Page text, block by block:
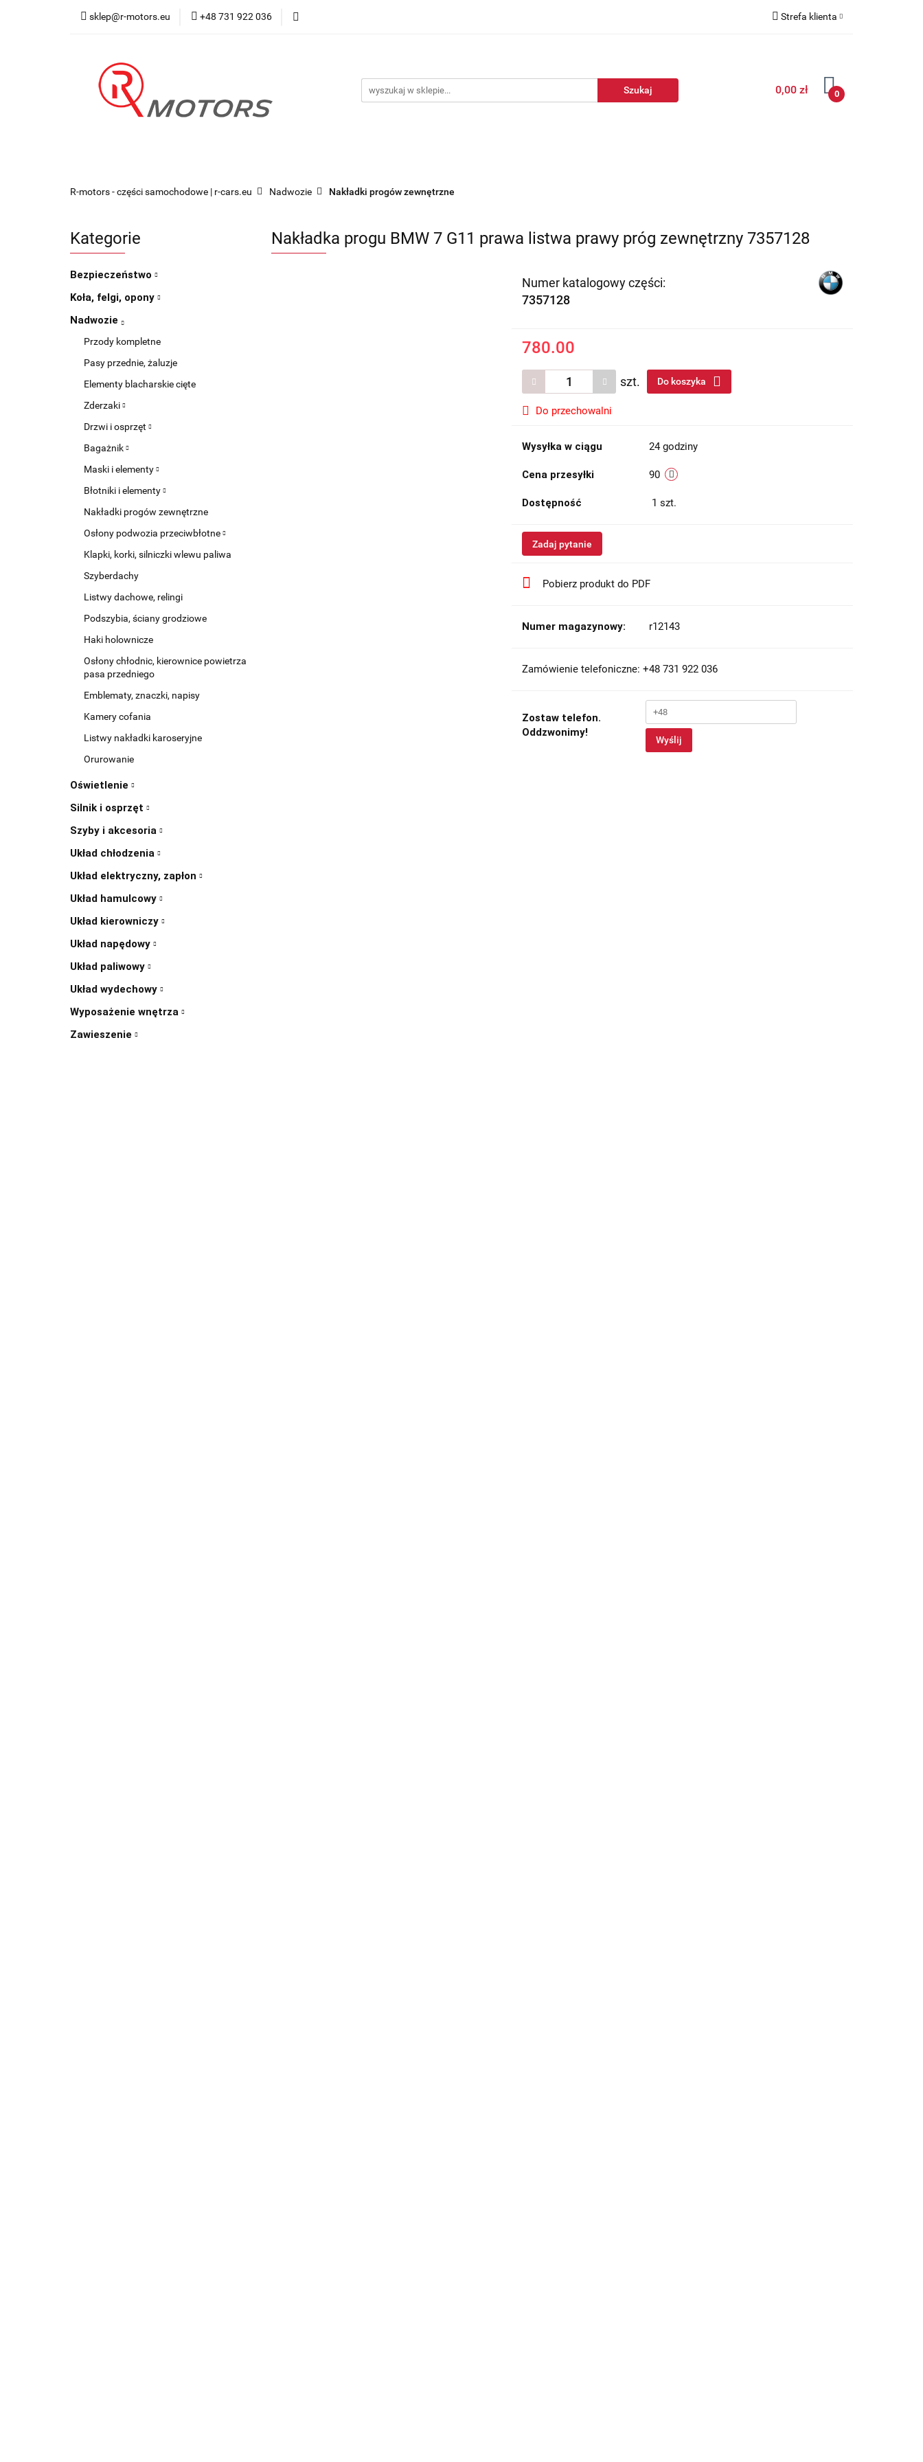
sklep@r-motors.eu +48 731 922 036 Strefa klienta
Dodaj zgłoszenie
0,00 zł 0
R-motors - części samochodowe | r-cars.eu Nadwozie Nakładki progów zewnętrzne
Kategorie
Bezpieczeństwo
Koła, felgi, opony
Nadwozie
Przody kompletne
Pasy przednie, żaluzje
Elementy blacharskie cięte
Zderzaki
Drzwi i osprzęt
Bagażnik
Maski i elementy
Błotniki i elementy
Nakładki progów zewnętrzne
Osłony podwozia przeciwbłotne
Klapki, korki, silniczki wlewu paliwa
Szyberdachy
Listwy dachowe, relingi
Podszybia, ściany grodziowe
Haki holownicze
Osłony chłodnic, kierownice powietrza
pasa przedniego
Emblematy, znaczki, napisy
Kamery cofania
Listwy nakładki karoseryjne
Orurowanie
Oświetlenie
Silnik i osprzęt
Szyby i akcesoria
Układ chłodzenia
Układ elektryczny, zapłon
Układ hamulcowy
Układ kierowniczy
Układ napędowy
Układ paliwowy
Układ wydechowy
Wyposażenie wnętrza
Zawieszenie
Nakładka progu BMW 7 G11 prawa listwa prawy próg zewnętrzny 7357128
Numer katalogowy części:
7357128
780.00
szt. Do koszyka
Do przechowalni
Wysyłka w ciągu 24 godziny
Cena przesyłki 90
Dostępność 1 szt.
Zadaj pytanie
Pobierz produkt do PDF
Numer magazynowy: r12143
Zamówienie telefoniczne: +48 731 922 036
Zostaw telefon.
Oddzwonimy!
Wyślij